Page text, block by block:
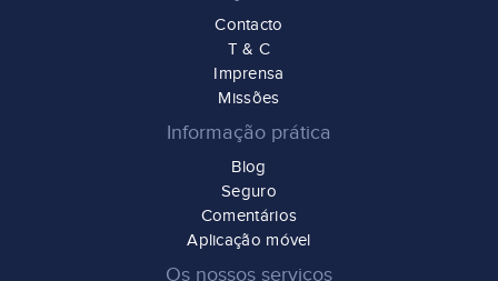
Contacto
T & C
Imprensa
Missões
Informação prática
Blog
Seguro
Comentários
Aplicação móvel
Os nossos serviços